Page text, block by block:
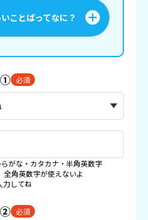
ことばってなに？
① 必須
がな・カタカナ・半角英数字
角英数字が使えないよ
してね
② 必須